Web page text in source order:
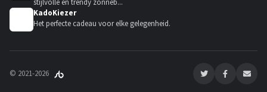
stijlvolle en trendy zonneb...
KadoKiezer
Het perfecte cadeau voor elke gelegenheid.
© 2021-2026